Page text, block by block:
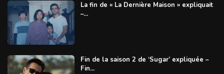
La fin de « La Dernière Maison » expliquait
–...
Fin de la saison 2 de ‘Sugar’ expliquée –
Fin...